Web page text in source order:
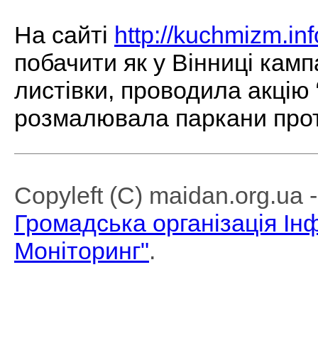
На сайті http://
побачити як у Вінниці
листівки, проводила
розмалювала паркани
Copyleft (C) maidan.org.ua
Громадська організація
Моніторинг".